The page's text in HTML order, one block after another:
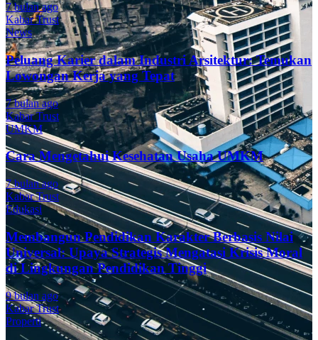
7 bulan ago
Kabar Trust
News
Peluang Karier dalam Industri Arsitektur: Temukan
Lowongan Kerja yang Tepat
7 bulan ago
Kabar Trust
UMKM
Cara Mengetahui Kesehatan Usaha UMKM
7 bulan ago
Kabar Trust
Edukasi
Membangun Pendidikan Karakter Berbasis Nilai
Universal: Upaya Strategis Mengatasi Krisis Moral
di Lingkungan Pendidikan Tinggi
9 bulan ago
Kabar Trust
Properti